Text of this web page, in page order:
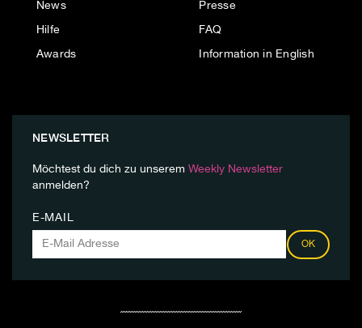
News
Hilfe
Awards
Presse
FAQ
Information in English
NEWSLETTER
Möchtest du dich zu unserem Weekly Newsletter
anmelden?
E-MAIL
OK